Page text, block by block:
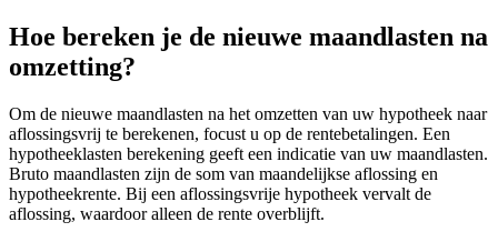
Hoe bereken je de nieuwe maandlasten na
omzetting?
Om de nieuwe maandlasten na het omzetten van uw hypotheek naar
aflossingsvrij te berekenen, focust u op de rentebetalingen. Een
hypotheeklasten berekening geeft een indicatie van uw maandlasten.
Bruto maandlasten zijn de som van maandelijkse aflossing en
hypotheekrente. Bij een aflossingsvrije hypotheek vervalt de
aflossing, waardoor alleen de rente overblijft.